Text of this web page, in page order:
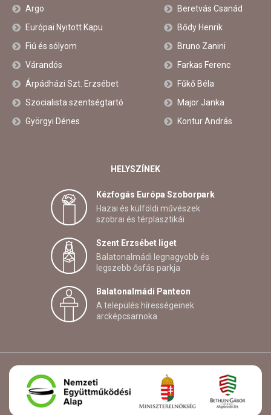
Argo
Európai Nyitott Kapu
Fiú és sólyom
Várandós
Árpádházi Szt. Erzsébet
Szocialista szentségtartó
Györgyi Dénes
Beretvás Csanád
Bődy Henrik
Bruno Zanini
Farkas Ferenc
Fűkő Béla
Major Janka
Kontur András
HELYSZÍNEK
Kézfogás Európa Szoborpark
Hazai és külföldi művészek
szobrai és térplasztikái
Szent Erzsébet liget
Balatonalmádi legnagyobb és
legszebb ősfás parkja
Balatonalmádi Panteon
A település hírességeinek
arcképcsarnoka